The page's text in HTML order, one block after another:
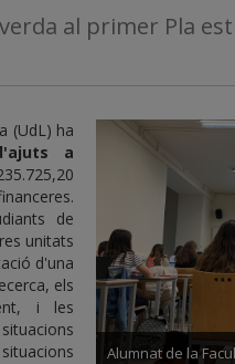
al primer Pla
Alumnat de la
(UdL) ha
a
de
unitats
d'una
els
i les